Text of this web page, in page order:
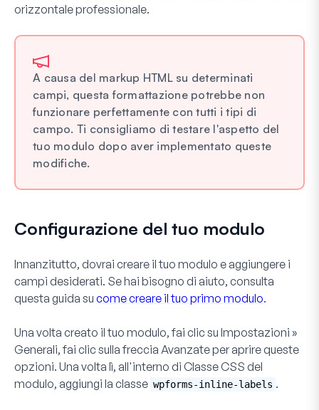
orizzontale professionale.
A causa del markup HTML su determinati
campi, questa formattazione potrebbe non
funzionare perfettamente con tutti i tipi di
campo. Ti consigliamo di testare l'aspetto del
tuo modulo dopo aver implementato queste
modifiche.
Configurazione del tuo modulo
Innanzitutto, dovrai creare il tuo modulo e aggiungere i
campi desiderati. Se hai bisogno di aiuto, consulta
questa guida su come creare il tuo primo modulo.
Una volta creato il tuo modulo, fai clic su Impostazioni »
Generali, fai clic sulla freccia Avanzateper aprire queste
opzioni. Una volta lì, all'interno di Classe CSS del
modulo, aggiungi la classe wpforms-inline-labels .